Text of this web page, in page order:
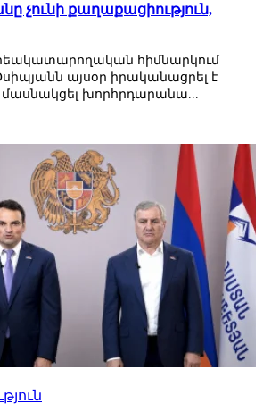
չունի քաղաքացիություն,
հիմնարկում
այսօր իրականացրել է
մասնակցել խորհրդարանա...